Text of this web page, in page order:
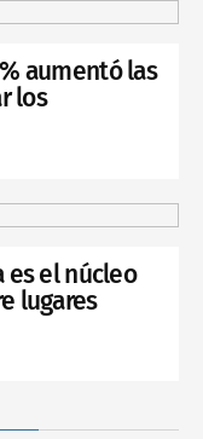
aumentó las
los
es el núcleo
lugares